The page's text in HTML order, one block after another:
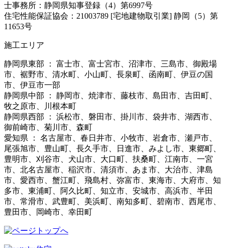
士事務所：静岡県知事登録（4）第6997号
住宅性能保証協会：21003789 [宅地建物取引業] 静岡（5）第
11653号
施工エリア
静岡県東部 ： 富士市、富士宮市、沼津市、三島市、御殿場
市、裾野市、清水町、小山町、長泉町、函南町、伊豆の国
市、伊豆市一部
静岡県中部 ： 静岡市、焼津市、藤枝市、島田市、吉田町、
牧之原市、川根本町
静岡県西部 ： 浜松市、磐田市、掛川市、袋井市、湖西市、
御前崎市、菊川市、森町
愛知県 ： 名古屋市、春日井市、小牧市、岩倉市、瀬戸市、
尾張旭市、豊山町、長久手市、日進市、みよし市、東郷町、
豊明市、刈谷市、犬山市、大口町、扶桑町、江南市、一宮
市、北名古屋市、稲沢市、清須市、あま市、大治市、津島
市、愛西市、蟹江町、飛島村、弥富市、東海市、大府市、知
多市、東浦町、阿久比町、知立市、安城市、高浜市、半田
市、常滑市、武豊町、美浜町、南知多町、碧南市、西尾市、
豊田市、岡崎市、幸田町